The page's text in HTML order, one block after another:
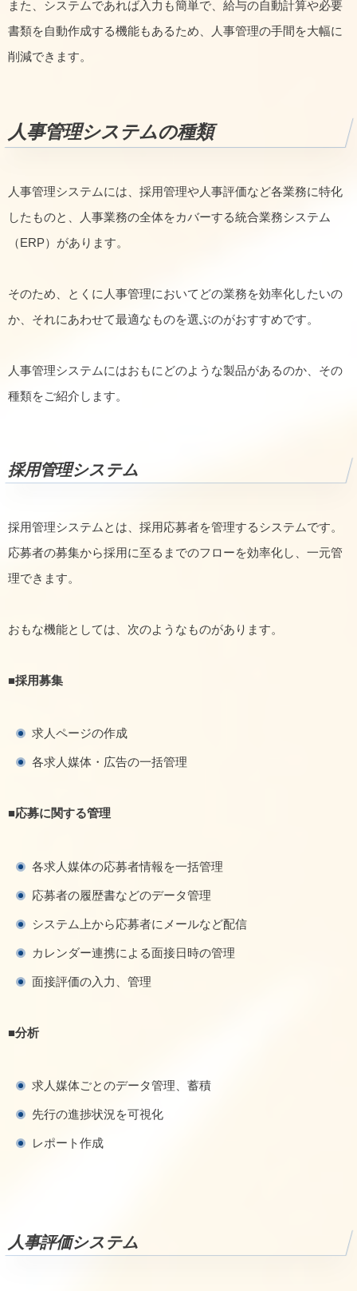
また、システムであれば入力も簡単で、給与の自動計算や必要
書類を自動作成する機能もあるため、人事管理の手間を大幅に
削減できます。
人事管理システムの種類
人事管理システムには、採用管理や人事評価など各業務に特化
したものと、人事業務の全体をカバーする統合業務システム
（ERP）があります。
そのため、とくに人事管理においてどの業務を効率化したいの
か、それにあわせて最適なものを選ぶのがおすすめです。
人事管理システムにはおもにどのような製品があるのか、その
種類をご紹介します。
採用管理システム
採用管理システムとは、採用応募者を管理するシステムです。
応募者の募集から採用に至るまでのフローを効率化し、一元管
理できます。
おもな機能としては、次のようなものがあります。
■採用募集
求人ページの作成
各求人媒体・広告の一括管理
■応募に関する管理
各求人媒体の応募者情報を一括管理
応募者の履歴書などのデータ管理
システム上から応募者にメールなど配信
カレンダー連携による面接日時の管理
面接評価の入力、管理
■分析
求人媒体ごとのデータ管理、蓄積
先行の進捗状況を可視化
レポート作成
人事評価システム